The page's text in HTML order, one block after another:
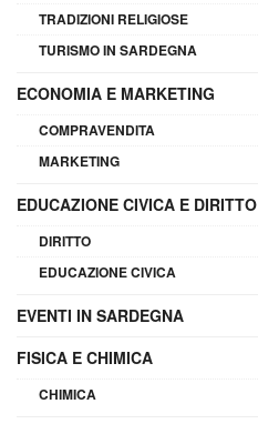
TRADIZIONI RELIGIOSE
TURISMO IN SARDEGNA
ECONOMIA E MARKETING
COMPRAVENDITA
MARKETING
EDUCAZIONE CIVICA E DIRITTO
DIRITTO
EDUCAZIONE CIVICA
EVENTI IN SARDEGNA
FISICA E CHIMICA
CHIMICA